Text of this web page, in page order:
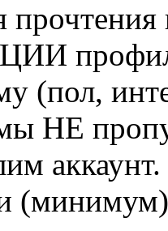
профиль
(пол,
НЕ